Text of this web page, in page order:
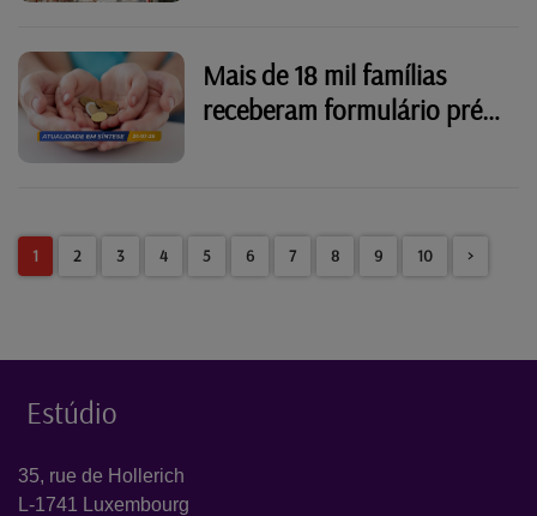
Mais de 18 mil famílias
receberam formulário pré-
1 2 3 4 5 6 7 8 9 10 >
Estúdio
35, rue de Hollerich
L-1741 Luxembourg